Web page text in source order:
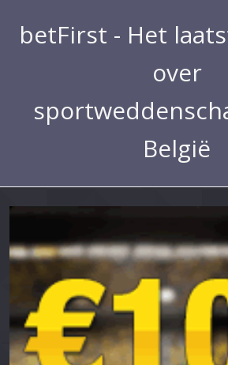
betFirst - Het
over
België